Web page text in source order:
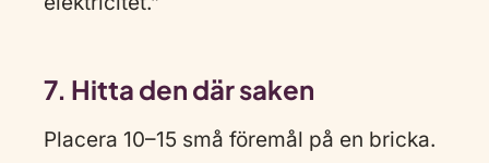
7. Hitta den där saken
Placera 10–15 små föremål på en bricka.